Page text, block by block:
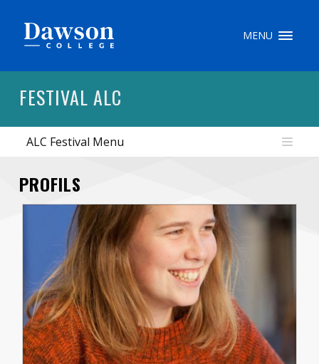
MENU
FESTIVAL ALC
ALC Festival Menu
PROFILS
À propos de Dawson
Comment postuler
Carrières
Liens rapides
Contact